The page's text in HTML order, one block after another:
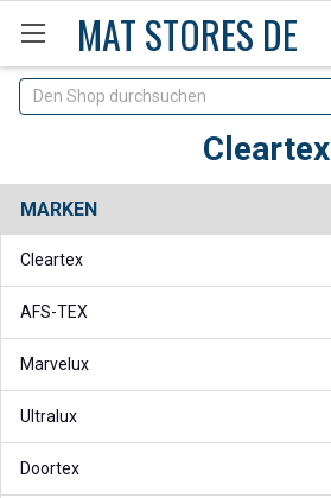
MAT STORES DE
Suche
Cleartex
MARKEN
Cleartex
AFS-TEX
Marvelux
Ultralux
Doortex